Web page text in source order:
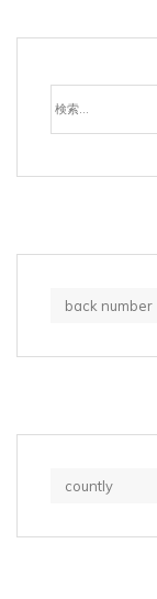
検
索:
back number
countly